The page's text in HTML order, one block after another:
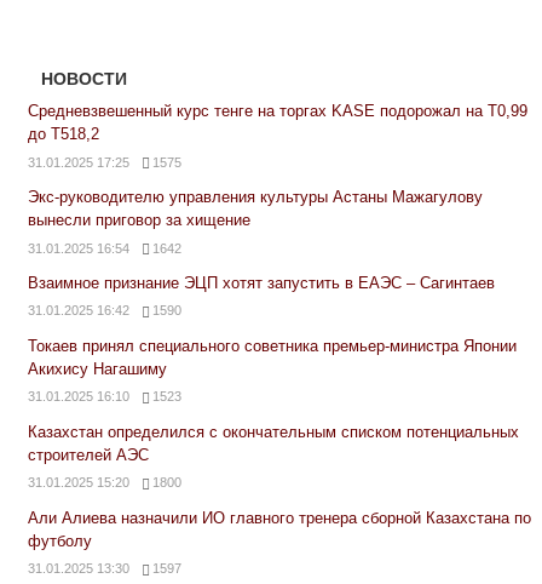
НОВОСТИ
Средневзвешенный курс тенге на торгах KASE подорожал на Т0,99
до Т518,2
31.01.2025 17:25 1575
Экс-руководителю управления культуры Астаны Мажагулову
вынесли приговор за хищение
31.01.2025 16:54 1642
Взаимное признание ЭЦП хотят запустить в ЕАЭС – Сагинтаев
31.01.2025 16:42 1590
Токаев принял специального советника премьер-министра Японии
Акихису Нагашиму
31.01.2025 16:10 1523
Казахстан определился с окончательным списком потенциальных
строителей АЭС
31.01.2025 15:20 1800
Али Алиева назначили ИО главного тренера сборной Казахстана по
футболу
31.01.2025 13:30 1597